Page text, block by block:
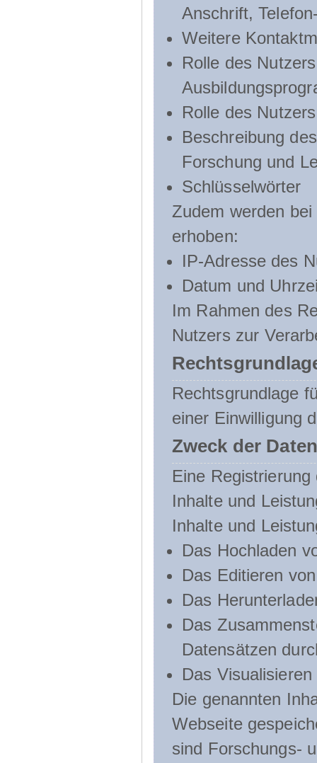
Anschrift,
Weitere
Rolle des
Rolle des
Beschreibung
Forschung und
Schlüsselwörter
Zudem werden
erhoben:
IP-Adresse des
Datum und
Im Rahmen des
Nutzers zur
Rechtsgrundlage
einer Einwilligung
Zweck der
Eine
Inhalte und
Inhalte und
Das Hochladen
Das Editieren
Das
Das
Datensätzen
Das
Die genannten
Webseite
sind Forschungs-